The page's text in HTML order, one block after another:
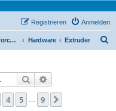
Anmelden
Registrieren
Renkforce RF1000 Forum Hardware Extruder
Suche
4 5 9